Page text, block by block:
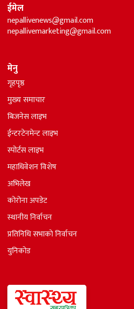
ईमेल
nepallivenews@gmail.com
nepallivemarketing@gmail.com
मेनु
गृहपृष्ठ
मुख्य समाचार
बिजनेस लाइभ
ईन्टरटेनमेन्ट लाइभ
स्पोर्टस लाइभ
महाधिवेशन विशेष
अभिलेख
कोरोना अपडेट
स्थानीय निर्वाचन
प्रतिनिधि सभाकाे निर्वाचन
युनिकोड